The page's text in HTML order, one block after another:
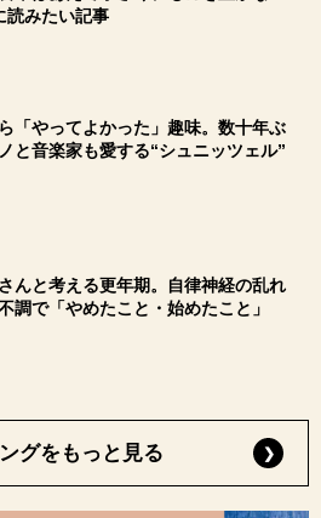
読みたい記事
「やってよかった」趣味。数十年ぶ
と音楽家も愛する“シュニッツェル”
んと考える更年期。自律神経の乱れ
調で「やめたこと・始めたこと」
グをもっと見る